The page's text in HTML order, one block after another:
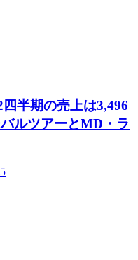
半期の売上は3,496
ルツアーとMD・ラ